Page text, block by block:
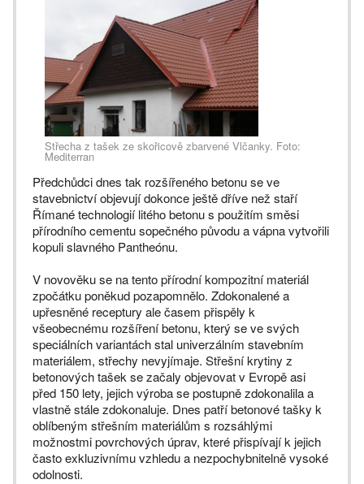
Střecha z tašek ze skořicově zbarvené Vlčanky. Foto:
Mediterran
Předchůdci dnes tak rozšířeného betonu se ve
stavebnictví objevují dokonce ještě dříve než staří
Římané technologií litého betonu s použitím směsi
přírodního cementu sopečného původu a vápna vytvořili
kopuli slavného Pantheónu.
V novověku se na tento přírodní kompozitní materiál
zpočátku poněkud pozapomnělo. Zdokonalené a
upřesněné receptury ale časem přispěly k
všeobecnému rozšíření betonu, který se ve svých
speciálních variantách stal univerzálním stavebním
materiálem, střechy nevyjímaje. Střešní krytiny z
betonových tašek se začaly objevovat v Evropě asi
před 150 lety, jejich výroba se postupně zdokonalila a
vlastně stále zdokonaluje. Dnes patří betonové tašky k
oblíbeným střešním materiálům s rozsáhlými
možnostmi povrchových úprav, které přispívají k jejich
často exkluzivnímu vzhledu a nezpochybnitelně vysoké
odolnosti.